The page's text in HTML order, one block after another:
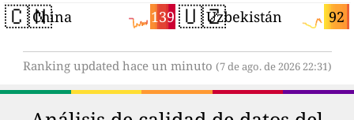
🇨🇳 139
China 🇺🇿 92
Uzbekistán
Ranking updated hace un minuto (7 de ago. de 2026 22:31)